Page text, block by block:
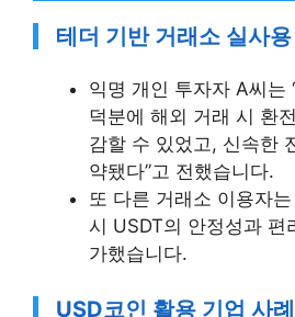
테더 기반 거래소 실사
익명 개인 투자자 A씨는
덕분에 해외 거래 시 환
감할 수 있었고, 신속한
약됐다”고 전했습니다.
또 다른 거래소 이용자
시 USDT의 안정성과 편
가했습니다.
USD코인 활용 기업 사례